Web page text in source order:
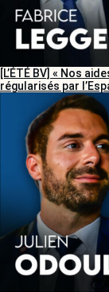
[L’ÉTÉ BV] « Nos
régularisés par